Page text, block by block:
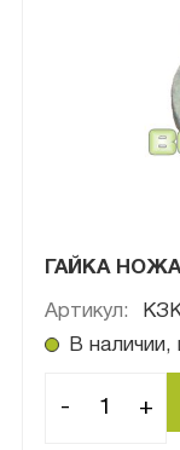
ГАЙКА НОЖА
Артикул:
В наличии,
- +